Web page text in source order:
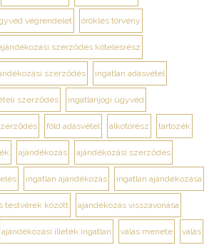
végrendelet öröklés törvény
szerződés kötelesrész
szerződés ingatlan adásvétel
szerződés ingatlanjogi ügyvéd
föld adásvétel alkotórész tartozék
ajándékozás ajándékozási szerződés
ingatlan ajándékozás ingatlan ajándékozása
testvérek között ajándékozás visszavonása
ajándékozási illeték ingatlan válás menete válás